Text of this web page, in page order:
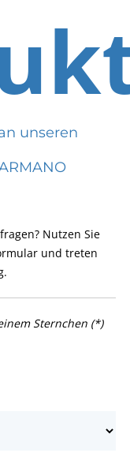
unseren
Nutzen Sie
und treten
Sternchen (*)